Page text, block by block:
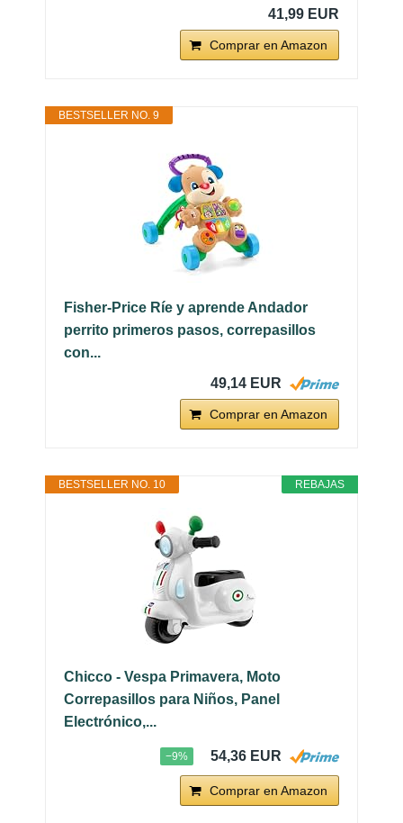
41,99 EUR
Comprar en Amazon
BESTSELLER NO. 9
Fisher-Price Ríe y aprende Andador
perrito primeros pasos, correpasillos
con...
49,14 EUR
Comprar en Amazon
REBAJAS
BESTSELLER NO. 10
Chicco - Vespa Primavera, Moto
Correpasillos para Niños, Panel
Electrónico,...
−9% 54,36 EUR
Comprar en Amazon